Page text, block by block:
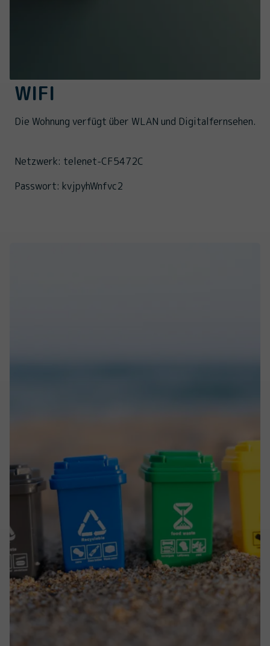
WIFI
Die Wohnung verfügt über WLAN und Digitalfernsehen.
Netzwerk: telenet-CF5472C
Passwort: kvjpyhWnfvc2